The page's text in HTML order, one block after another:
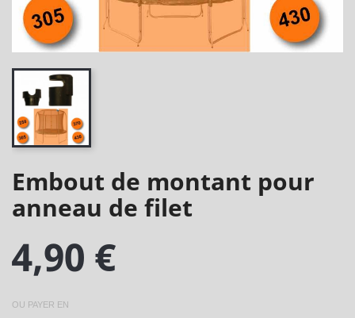
Embout de montant pour
anneau de filet
4,90 €
OU PAYER EN